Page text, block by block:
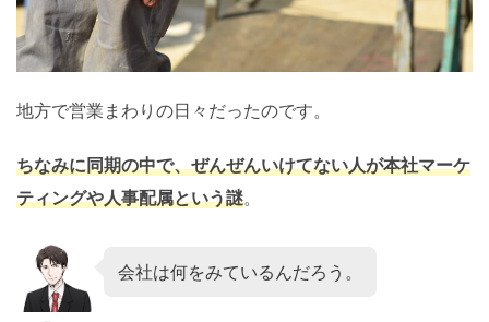
地方で営業まわりの日々だったのです。
ちなみに同期の中で、ぜんぜんいけてない人が本社マーケ
ティングや人事配属という謎。
会社は何をみているんだろう。